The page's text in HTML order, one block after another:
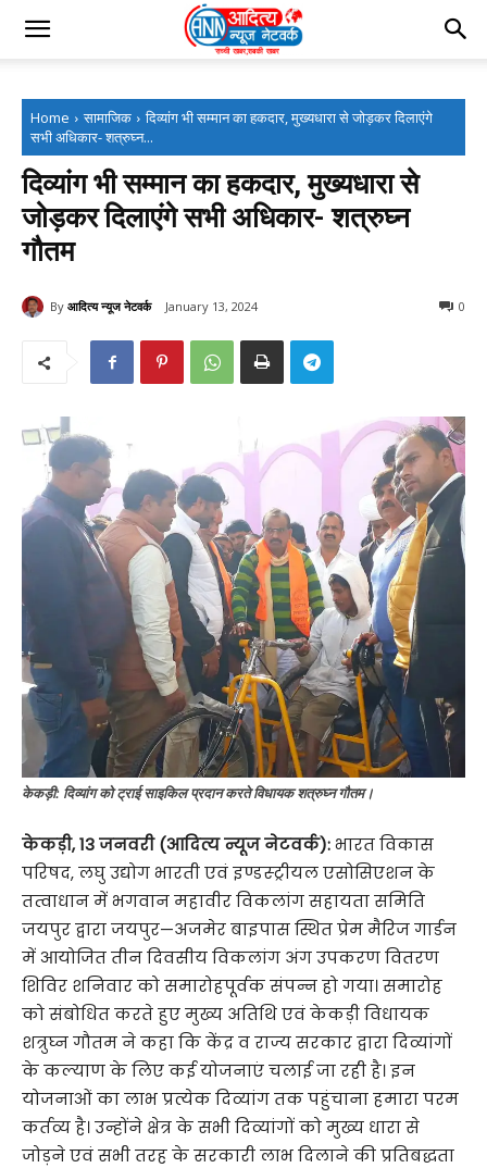
Home सामाजिक
दिव्यांग भी सम्मान का हकदार, मुख्यधारा से जोड़कर दिलाएंगे
सभी अधिकार- शत्रुघ्न...
दिव्यांग भी सम्मान का हकदार, मुख्यधारा से
जोड़कर दिलाएंगे सभी अधिकार- शत्रुघ्न
गौतम
By आदित्य न्यूज नेटवर्क January 13, 2024 0
केकड़ी: दिव्यांग को ट्राई साइकिल प्रदान करते विधायक शत्रुघ्न गौतम।
केकड़ी, 13 जनवरी (आदित्य न्यूज नेटवर्क):भारत विकास
परिषद, लघु उद्योग भारती एवं इण्डस्ट्रीयल एसोसिएशन के
तत्वाधान में भगवान महावीर विकलांग सहायता समिति
जयपुर द्वारा जयपुर—अजमेर बाइपास स्थित प्रेम मैरिज गार्डन
में आयोजित तीन दिवसीय विकलांग अंग उपकरण वितरण
शिविर शनिवार को समारोहपूर्वक संपन्न हो गया। समारोह
को संबोधित करते हुए मुख्य अतिथि एवं केकड़ी विधायक
शत्रुघ्न गौतम ने कहा कि केंद्र व राज्य सरकार द्वारा दिव्यांगों
के कल्याण के लिए कई योजनाएं चलाई जा रही है। इन
योजनाओं का लाभ प्रत्येक दिव्यांग तक पहुंचाना हमारा परम
कर्तव्य है। उन्होंने क्षेत्र के सभी दिव्यांगों को मुख्य धारा से
जोड़ने एवं सभी तरह के सरकारी लाभ दिलाने की प्रतिबद्धता